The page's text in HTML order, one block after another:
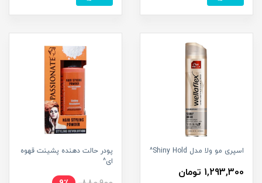
اسپری مو ولا مدل Shiny Hold^
1,293,300 تومان
پودر حالت دهنده پشینت قهوه
ای^